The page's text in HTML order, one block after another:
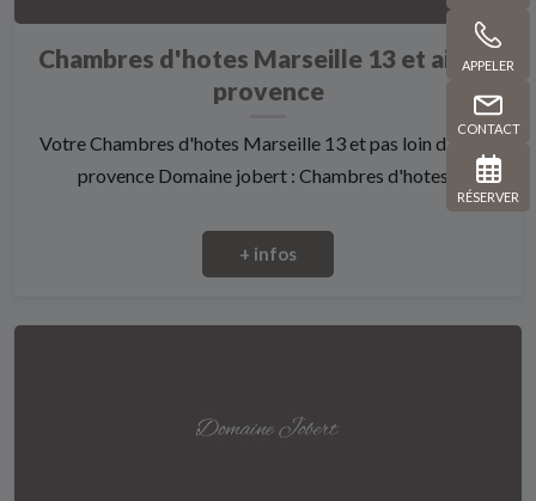
APPELER
CONTACT
RÉSERVER
Chambres d'hotes Marseille 13 et aix en
provence
Votre Chambres d'hotes Marseille 13 et pas loin d'aix en
provence Domaine jobert : Chambres d'hotes...
+ infos